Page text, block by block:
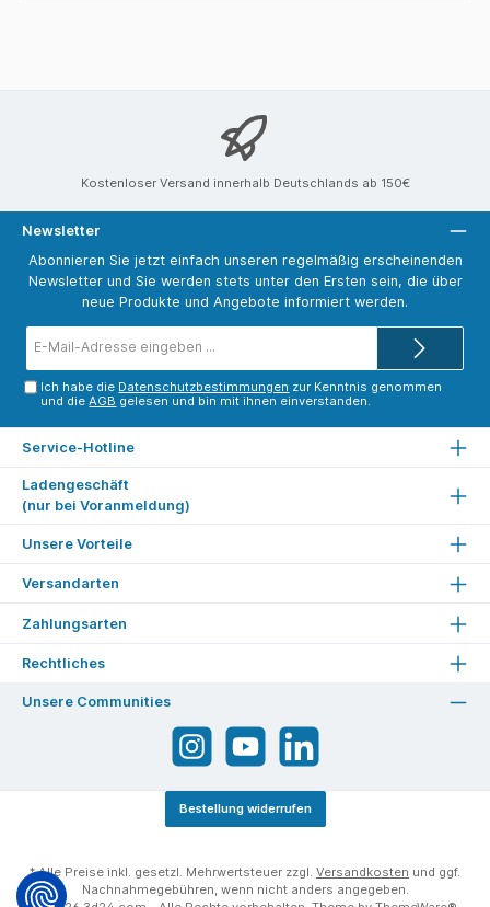
Kostenloser Versand innerhalb Deutschlands ab 150€
Newsletter
Abonnieren Sie jetzt einfach unseren regelmäßig erscheinenden
Newsletter und Sie werden stets unter den Ersten sein, die über
neue Produkte und Angebote informiert werden.
Mail-
Ich habe die Datenschutzbestimmungen zur Kenntnis genommen
und dieAGB gelesen und bin mit ihnen einverstanden.
Service-Hotline
Ladengeschäft
(nur bei Voranmeldung)
Unsere Vorteile
Versandarten
Zahlungsarten
Rechtliches
Unsere Communities
Bestellung widerrufen
* Alle Preise inkl. gesetzl. Mehrwertsteuer zzgl. Versandkosten und ggf.
Nachnahmegebühren, wenn nicht anders angegeben.